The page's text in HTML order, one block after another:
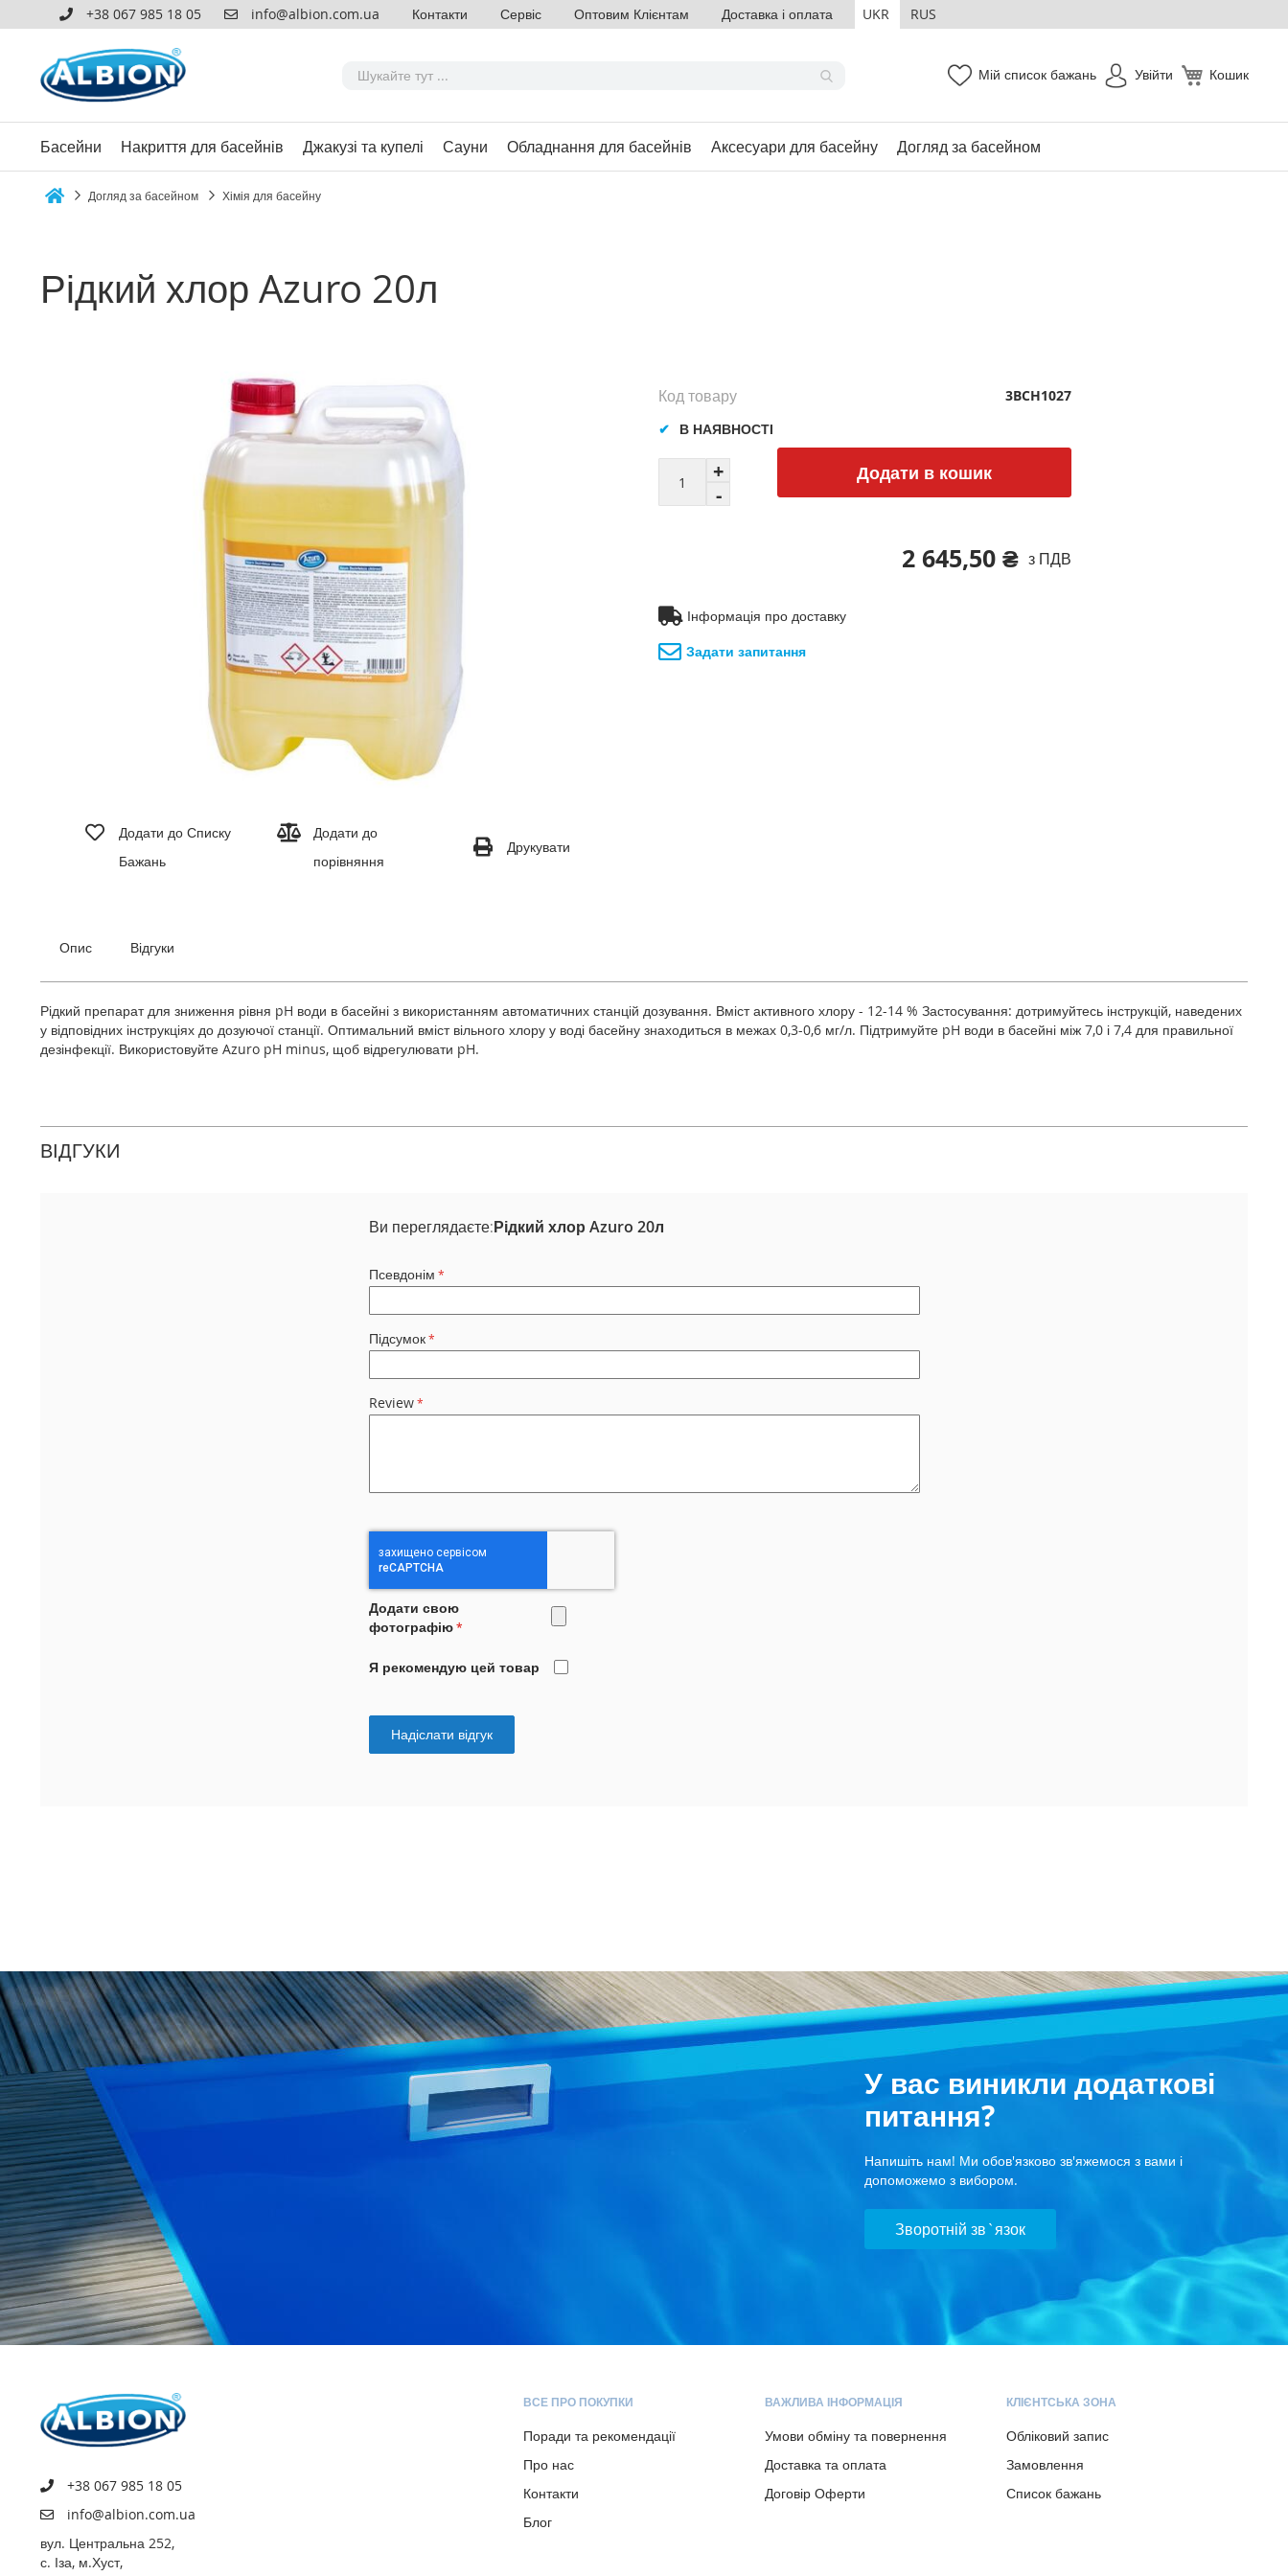
+38 067 985 18 05 info@albion.com.ua Контакти Сервіс Оптовим Клієнтам Доставка і оплата UKR RUS
Кошик
Мій список бажань Увійти
Басейни Накриття для басейнів Джакузі та купелі Сауни Обладнання для басейнів Аксесуари для басейну Догляд за басейном
Догляд за басейном Хімія для басейну
Рідкий хлор Azuro 20л
Додати до Списку
Бажань
Додати до
порівняння
Друкувати
Додати в кошик
2 645,50 ₴ з ПДВ
В НАЯВНОСТІ
Код товару 3BCH1027
Інформація про доставку
Задати запитання
Опис Відгуки
Рідкий препарат для зниження рівня pH води в басейні з використанням автоматичних станцій дозування. Вміст активного хлору - 12-14 % Застосування: дотримуйтесь інструкцій, наведених
у відповідних інструкціях до дозуючої станції. Оптимальний вміст вільного хлору у воді басейну знаходиться в межах 0,3-0,6 мг/л. Підтримуйте pH води в басейні між 7,0 і 7,4 для правильної
дезінфекції. Використовуйте Azuro pH minus, щоб відрегулювати pH.
ВІДГУКИ
Ви переглядаєте:Рідкий хлор Azuro 20л
Псевдонім
Підсумок
Review
Додати свою
фотографію
Я рекомендую цей товар
Надіслати відгук
У вас виникли додаткові
питання?
Напишіть нам! Ми обов'язково зв'яжемося з вами і
допоможемо з вибором.
Зворотній зв`язок
+38 067 985 18 05
info@albion.com.ua
вул. Центральна 252,
с. Іза, м.Хуст,
ВСЕ ПРО ПОКУПКИ
Поради та рекомендації
Про нас
Контакти
Блог
ВАЖЛИВА ІНФОРМАЦІЯ
Умови обміну та повернення
Доставка та оплата
Договір Оферти
КЛІЄНТСЬКА ЗОНА
Обліковий запис
Замовлення
Список бажань